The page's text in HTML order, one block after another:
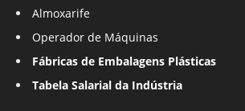
Almoxarife
Operador de Máquinas
Fábricas de Embalagens Plásticas
Tabela Salarial da Indústria